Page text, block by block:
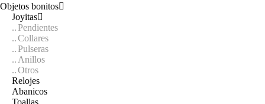
Objetos bonitos
Joyitas
Pendientes
Collares
Pulseras
Anillos
Otros
Relojes
Abanicos
Toallas